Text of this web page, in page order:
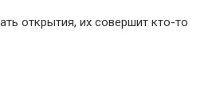
открытия, их совершит кто-то